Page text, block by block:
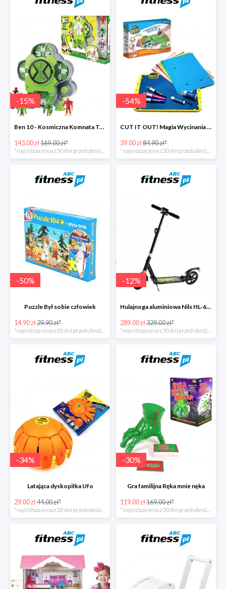
-15%
Ben 10 - Kosmiczna Komnata Transformacji
143.00 zł169.00 zł*
*najniższa cena z 30 dni przed obniżką
-54%
CUT IT OUT! Magia Wycinania - Zestaw małego projektanta
39.00 zł84.90 zł*
*najniższa cena z 30 dni przed obniżką
-50%
Puzzle Był sobie człowiek
14.90 zł29.90 zł*
-12%
Hulajnoga aluminiowa Nils HL-688
289.00 zł329.00 zł*
-34%
Latająca dyskopiłka Ufo
29.00 zł44.00 zł*
-30%
Gra familijna Ręka mnie nęka
119.00 zł169.00 zł*